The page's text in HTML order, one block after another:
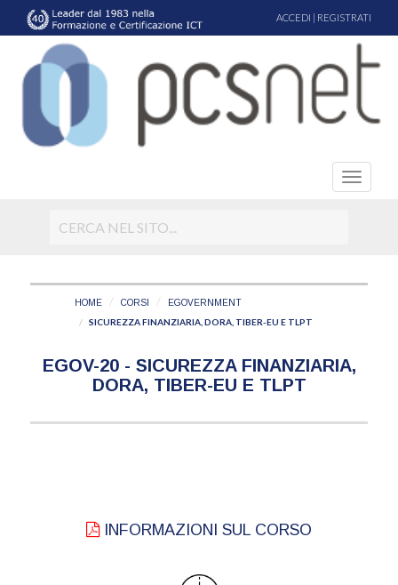
ACCEDI | REGISTRATI
HOME CORSI EGOVERNMENT
SICUREZZA FINANZIARIA, DORA, TIBER-EU E TLPT
EGOV-20 - SICUREZZA FINANZIARIA,
DORA, TIBER-EU E TLPT
INFORMAZIONI SUL CORSO